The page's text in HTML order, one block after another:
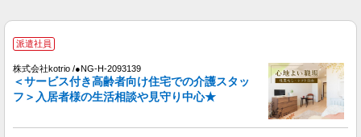
キープ 詳細を見る
株式会社kotrio /●NG-H-1907525
大垣市*デイでの生活補助☆新たなスキルを身
時給1500円〜2150円 ＜日払い有/週払い有/交
派遣社員
株式会社kotrio /●NG-H-2093139
＜サービス付き高齢者向け住宅での介護スタッ
フ＞入居者様の生活相談や見守り中心★